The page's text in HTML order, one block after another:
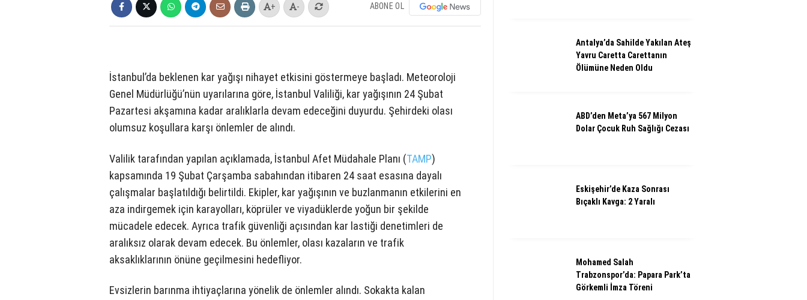
+ - ABONE OL
İstanbul’da beklenen kar yağışı nihayet etkisini göstermeye başladı. Meteoroloji
Genel Müdürlüğü’nün uyarılarına göre, İstanbul Valiliği, kar yağışının 24 Şubat
Pazartesi akşamına kadar aralıklarla devam edeceğini duyurdu. Şehirdeki olası
olumsuz koşullara karşı önlemler de alındı.
Valilik tarafından yapılan açıklamada, İstanbul Afet Müdahale Planı (TAMP)
kapsamında 19 Şubat Çarşamba sabahından itibaren 24 saat esasına dayalı
çalışmalar başlatıldığı belirtildi. Ekipler, kar yağışının ve buzlanmanın etkilerini en
aza indirgemek için karayolları, köprüler ve viyadüklerde yoğun bir şekilde
mücadele edecek. Ayrıca trafik güvenliği açısından kar lastiği denetimleri de
aralıksız olarak devam edecek. Bu önlemler, olası kazaların ve trafik
aksaklıklarının önüne geçilmesini hedefliyor.
Evsizlerin barınma ihtiyaçlarına yönelik de önlemler alındı. Sokakta kalan
Antalya’da Sahilde Yakılan Ateş
Yavru Caretta Carettanın
Ölümüne Neden Oldu
ABD’den Meta’ya 567 Milyon
Dolar Çocuk Ruh Sağlığı Cezası
Eskişehir’de Kaza Sonrası
Bıçaklı Kavga: 2 Yaralı
Mohamed Salah
Trabzonspor’da: Papara Park’ta
Görkemli İmza Töreni